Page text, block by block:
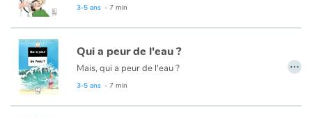
3-5 ans - 7 min
Qui a peur de l'eau ?
Mais, qui a peur de l'eau ?
3-5 ans - 7 min
…